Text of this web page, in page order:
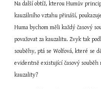
Na další obtíž, kterou Humův
kauzálního vztahu přináší,
Huma bychom měli každý časový
považovat za kauzalitu. Zvyk tak
souběhy, ptá se Wolfová, které se
evidentně existující časový souběh
kauzality?